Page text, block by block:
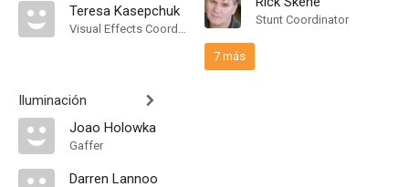
Teresa Kasepchuk
Visual Effects Coordinator
Iluminación
Joao Holowka
Gaffer
Darren Lannoo
Stunt Coordinator
7 más